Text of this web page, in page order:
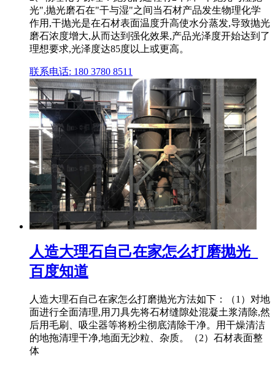
光",抛光磨石在"干与湿"之间当石材产品发生物理化学
作用,干抛光是在石材表面温度升高使水分蒸发,导致抛光
磨石浓度增大,从而达到强化效果,产品光泽度开始达到了
理想要求,光泽度达85度以上或更高。
联系电话: 180 3780 8511
人造大理石自己在家怎么打磨抛光_
百度知道
人造大理石自己在家怎么打磨抛光方法如下：（1）对地
面进行全面清理,用刀具先将石材缝隙处混凝土浆清除,然
后用毛刷、吸尘器等将粉尘彻底清除干净。用干燥清洁
的地拖清理干净,地面无沙粒、杂质。（2）石材表面整
体